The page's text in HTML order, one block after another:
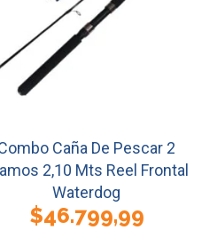
Caña De Pescar 2
2,10 Mts Reel Frontal
Waterdog
$46.799,99